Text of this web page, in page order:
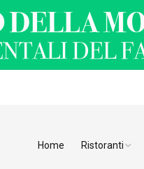
Home Ristoranti